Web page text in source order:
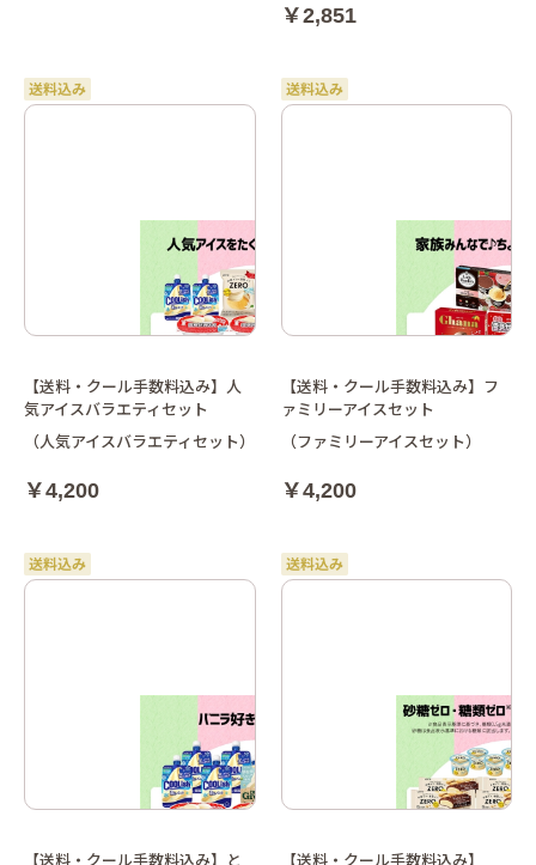
￥2,851
【送料・クール手数料込み】人
気アイスバラエティセット
（人気アイスバラエティセット）
￥4,200
【送料・クール手数料込み】フ
ァミリーアイスセット
（ファミリーアイスセット）
￥4,200
【送料・クール手数料込み】と 【送料・クール手数料込み】